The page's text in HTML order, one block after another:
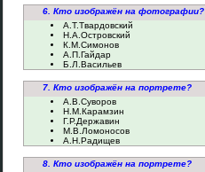
6. Кто изображён на фотографии?
А.Т.Твардовский
Н.А.Островский
К.М.Симонов
А.П.Гайдар
Б.Л.Васильев
7. Кто изображён на портрете?
А.В.Суворов
Н.М.Карамзин
Г.Р.Державин
М.В.Ломоносов
А.Н.Радищев
8. Кто изображён на портрете?